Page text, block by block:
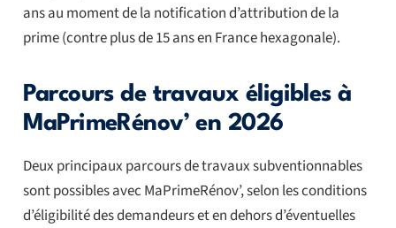
ans au moment de la notification d’attribution de la
prime (contre plus de 15 ans en France hexagonale).
Parcours de travaux éligibles à
MaPrimeRénov’ en 2026
Deux principaux parcours de travaux subventionnables
sont possibles avec MaPrimeRénov’, selon les conditions
d’éligibilité des demandeurs et en dehors d’éventuelles